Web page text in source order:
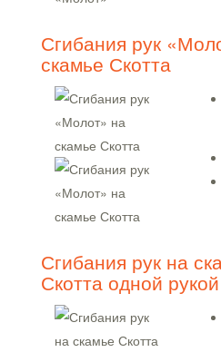
Сгибания рук
скамье Скотта
Сгибания рук на
Скотта одной рукой